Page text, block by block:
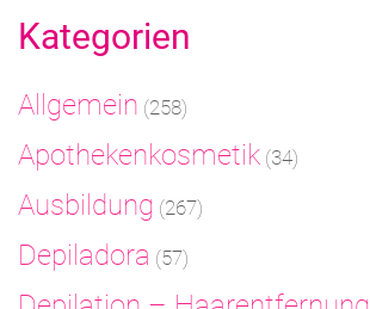
Kategorien
Allgemein (258)
Apothekenkosmetik (34)
Ausbildung (267)
Depiladora (57)